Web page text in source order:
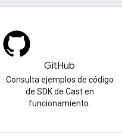
GitHub
Consulta ejemplos de código
de SDK de Cast en
funcionamiento.